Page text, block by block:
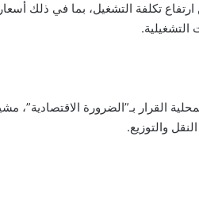
تكلفة التشغيل، بما في ذلك أسعار
التشغيلية.
القرار بـ”الضرورة
والتوزيع.